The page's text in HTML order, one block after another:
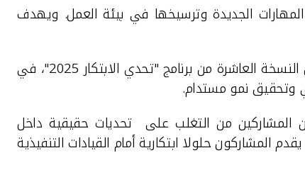
المهارات الجديدة وترسيخها في بيئة العمل. ويهدف
ضمن النسخة العاشرة من برنامج "تحدي الابتكار 2025"، في
وتحقيق نمو مستدام.
المشاركين من التغلب على تحديات حقيقية داخل
المشاركون حلولا ابتكارية أمام القيادات التنفيذية